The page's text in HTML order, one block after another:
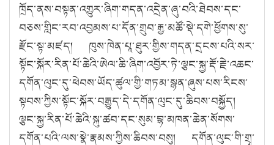
ཁྲོད་ནས་བསྟན་འགྱུར་ཞིག་གདན་འདྲེན་ཞུ་བའི་ཐེབས་དང་
བཅས་གླིང་རབ་འབྱམས་པ་དོན་གྲུབ་རྒྱ་མཚོ་སྡེ་དགེ་ཕྱོགས་སུ་
རྫོང་སྟ་མཛད། ཁུས་ཁེན་པཱ་ཐུར་གྱིས་གདན་དྲངས་པའི་སར་
སྟོང་སྐོར་རིན་པོ་ཆེའི་ཨེལ་ཆི་ཞིག་འབྱོར་ཏེ་ལྕང་སྐྱ་རྡོ་རྗེ་འཆང་
དགོན་ལུང་དུ་ཕེབས་ཡོད་ཚུལ་གྱི་གཏམ་སྙན་ཞུས་པས་རིངས་
སྟབས་ཀྱིས་སྟོང་སྐོར་བརྒྱུད་དེ་དགོན་ལུང་དུ་ཆིབས་བསྐྱོད།
ལྕང་སྐྱ་རིན་པོ་ཆེའི་སྐུ་ཚབ་དང་སུམ་བྷ་མཁན་ཆེན་སོགས་
དགོན་པའི་ལས་སྣེ་རྣམས་ཀྱིས་ཆིབས་བསུ། དགོན་ལུང་གི་གྲྭ་